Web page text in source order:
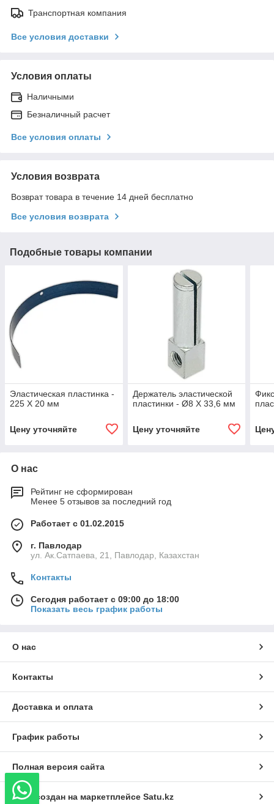
Транспортная компания
Все условия доставки
Условия оплаты
Наличными
Безналичный расчет
Все условия оплаты
Условия возврата
Возврат товара в течение 14 дней бесплатно
Все условия возврата
Подобные товары компании
Эластическая пластинка -
225 X 20 мм
Цену уточняйте
Держатель эластической
пластинки - Ø8 X 33,6 мм
Цену уточняйте
О нас
Рейтинг не сформирован
Менее 5 отзывов за последний год
Работает с 01.02.2015
г. Павлодар
ул. Ак.Сатпаева, 21, Павлодар, Казахстан
Контакты
Сегодня работает с 09:00 до 18:00
Показать весь график работы
О нас
Контакты
Доставка и оплата
График работы
Полная версия сайта
Сайт создан на маркетплейсе Satu.kz